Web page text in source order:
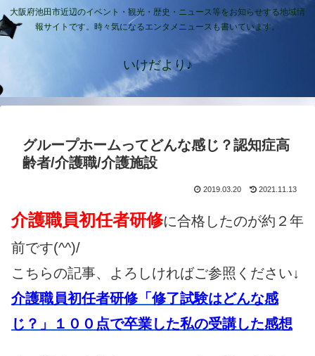
大阪府池田市近辺のイベント・観光・歴史・ニュース等をお知らせする地域情
報サイトです。時々気になるエンタメニュースも書いています。
いけだより♪
グループホームってどんな感じ？認知症高
齢者/介護職/介護施設
2019.03.20 2021.11.13
介護職員初任者研修に合格したのが約２年
前です(^^)/
こちらの記事、よろしければご参照ください↓
介護職員初任者研修「修了試験はどんな感
じ？」１００点で卒業した私の受講した感想